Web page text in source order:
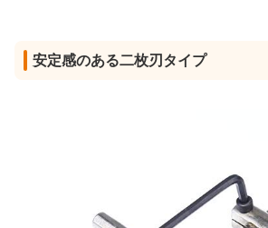
安定感のある二枚刃タイプ